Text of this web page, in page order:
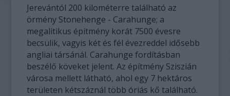
Jerevántól 200 kilométerre található az
örmény Stonehenge - Carahunge; a
megalitikus építmény korát 7500 évesre
becsülik, vagyis két és fél évezreddel idősebb
angliai társánál. Carahunge fordításban
beszélő köveket jelent. Az építmény Sziszián
városa mellett látható, ahol egy 7 hektáros
területen kétszáznál több óriás kő található.